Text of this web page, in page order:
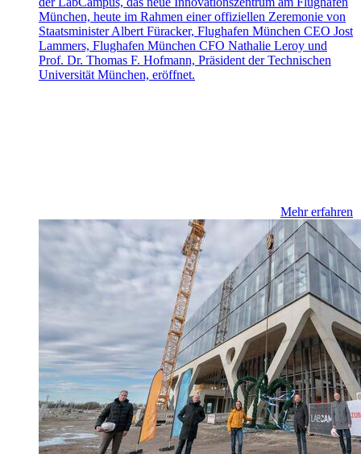
München, heute im Rahmen einer offiziellen Zeremonie von
Staatsminister Albert Füracker, Flughafen München CEO Jost
Lammers, Flughafen München CFO Nathalie Leroy und
Prof. Dr. Thomas F. Hofmann, Präsident der Technischen
Universität München, eröffnet.
Mehr erfahren